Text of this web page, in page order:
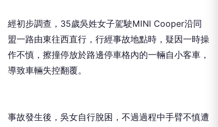
經初步調查，35歲吳姓女子駕駛MINI Cooper沿同
盟一路由東往西直行，行經事故地點時，疑因一時操
作不慎，擦撞停放於路邊停車格內的一輛自小客車，
導致車輛失控翻覆。
事故發生後，吳女自行脫困，不過過程中手臂不慎遭